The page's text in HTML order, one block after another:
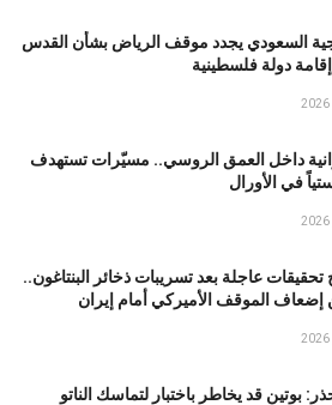
السعودي يجدد موقف الرياض بشأن القدس
دولة فلسطينية
داخل العمق الروسي.. مسيّرات تستهدف
في الأورال
عاجلة بعد تسريبات ذخائر البنتاغون..
الموقف الأميركي أمام إيران
بوتين قد يخاطر باختبار لتماسك الناتو